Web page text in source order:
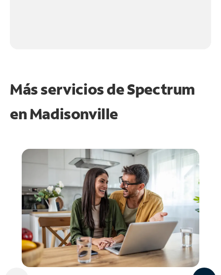
Más servicios de Spectrum
enMadisonville